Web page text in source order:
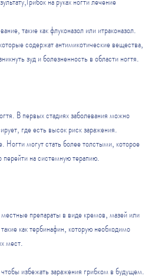
такие как флуконазол или итраконазол.
содержат антимикотические вещества,
зуд и болезненность в области ногтя.
В первых стадиях заболевания можно
где есть высок риск заражения.
могут стать более толстыми, которое
на системную терапию.
препараты в виде кремов, мазей или
как тербинафин, которую необходимо
мест.
избежать заражения грибком в будущем.